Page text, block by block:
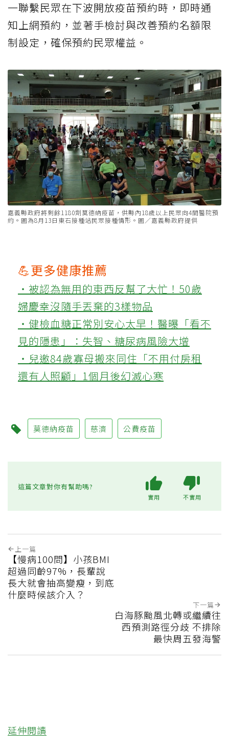
一聯繫民眾在下波開放疫苗預約時，即時通
知上網預約，並著手檢討與改善預約名額限
制設定，確保預約民眾權益。
嘉義縣政府將剩餘1180劑莫德納疫苗，供縣內18歲以上民眾向4間醫院預
約。圖為8月13日東石接種站民眾接種情形。圖／嘉義縣政府提供
💪更多健康推薦
‧被認為無用的東西反幫了大忙！50歲
婦慶幸沒隨手丟棄的3樣物品
‧健檢血糖正常別安心太早！醫曝「看不
見的隱患」：失智、糖尿病風險大增
‧兒邀84歲寡母搬來同住「不用付房租
還有人照顧」1個月後幻滅心寒
莫德納疫苗 慈濟 公費疫苗
這篇文章對你有幫助嗎?
實用 不實用
上一篇
【慢病100問】小孩BMI
超過同齡97%，長輩說
長大就會抽高變瘦，到底
什麼時候該介入？
下一篇
白海豚颱風北轉或繼續往
西預測路徑分歧 不排除
最快周五發海警
延伸閱讀